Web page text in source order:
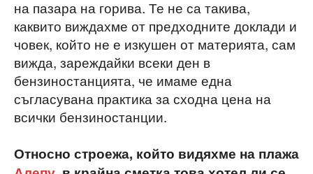
на пазара на горива. Те не са такива,
каквито виждахме от предходните доклади и
човек, който не е изкушен от материята, сам
вижда, зареждайки всеки ден в
бензиностанцията, че имаме една
съгласувана практика за сходна цена на
всички бензиностанции.
Относно строежа, който видяхме на плажа